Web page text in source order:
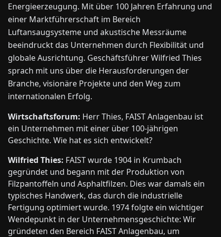
Energieerzeugung. Mit über 100 Jahren Erfahrung und
einer Marktführerschaft im Bereich
Luftansaugsysteme und akustische Messräume
beeindruckt das Unternehmen durch Flexibilität und
globale Ausrichtung. Geschäftsführer Wilfried Thies
sprach mit uns über die Herausforderungen der
Branche, visionäre Projekte und den Weg zum
internationalen Erfolg.
Wirtschaftsforum: Herr Thies, FAIST Anlagenbau ist
ein Unternehmen mit einer über 100-jährigen
Geschichte. Wie hat es sich entwickelt?
Wilfried Thies: FAIST wurde 1904 in Krumbach
gegründet und begann mit der Produktion von
Filzpantoffeln und Asphaltfilzen. Dies war damals ein
typisches Handwerk, das durch die industrielle
Fertigung optimiert wurde. 1974 folgte ein wichtiger
Wendepunkt in der Unternehmensgeschichte: Wir
gründeten den Bereich FAIST Anlagenbau, um